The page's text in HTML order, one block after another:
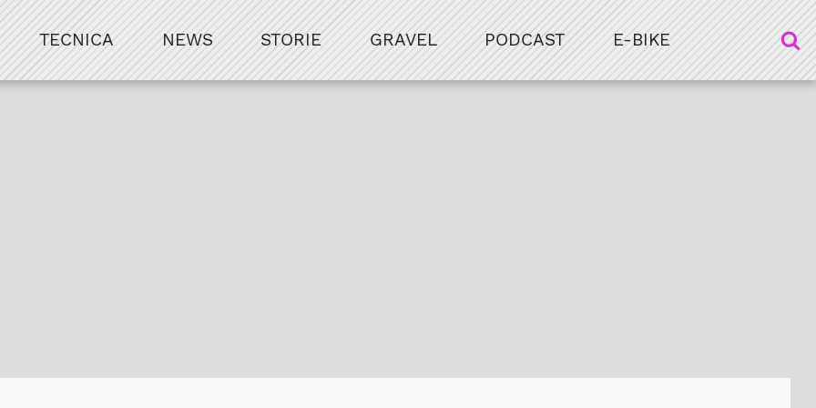
TECNICA NEWS STORIE GRAVEL PODCAST E-BIKE